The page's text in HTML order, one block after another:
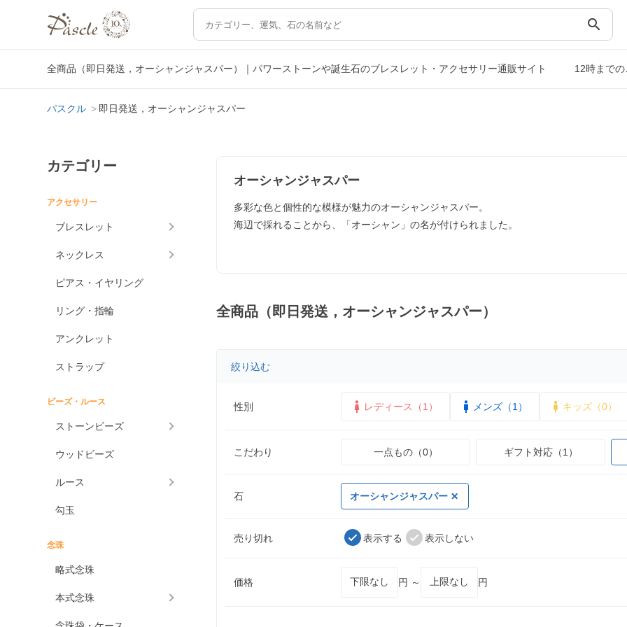
search
全商品（即日発送，オーシャンジャスパー）｜パワーストーンや誕生石のブレスレット・アクセサリー通販サイト 12時まで
パスクル 即日発送，オーシャンジャスパー
カテゴリー
アクセサリー
ブレスレット
ネックレス
ピアス・イヤリング
リング・指輪
アンクレット
ストラップ
ビーズ・ルース
ストーンビーズ
ウッドビーズ
ルース
勾玉
念珠
略式念珠
本式念珠
オーシャンジャスパー
多彩な色と個性的な模様が魅力のオーシャンジャスパー。
海辺で採れることから、「オーシャン」の名が付けられました。
全商品（即日発送，オーシャンジャスパー）
絞り込む
性別 レディース（1） メンズ（1） キッズ（0）
こだわり 一点もの（0） ギフト対応（1）
石 オーシャンジャスパー
売り切れ 表示する 表示しない
価格 円 ～ 円